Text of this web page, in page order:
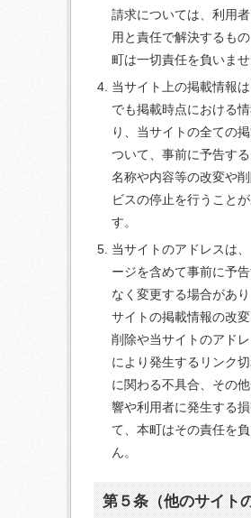
請求については、利用
用と責任で解決するも
町は一切責任を負いませ
当サイト上の掲載情報
でも掲載時点における
り、当サイトの全ての
ついて、事前に予告する
名称や内容等の改変や
ビスの停止を行うこと
す。
当サイトのアドレスは
ージを含めて事前に予
なく変更する場合があ
サイトの掲載情報の改変
削除や当サイトのアド
により発生するリンク
に関わる不具合、その
響や利用者に発生する
て、本町はその責任を
ん。
第５条（他のサイト